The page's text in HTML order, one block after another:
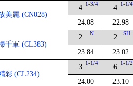
美麗 (CN028)
4 1-3/4
24.08
4 1-1/4
22.98
千軍 (CL383)
2 N
23.84
2 SH
23.02
彩 (CL234)
3 1-1/4
24.00
6 1-1/2
23.10